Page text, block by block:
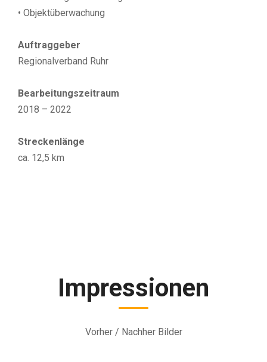
• Objektüberwachung
Auftraggeber
Regionalverband Ruhr
Bearbeitungszeitraum
2018 – 2022
Streckenlänge
ca. 12,5 km
Impressionen
Vorher / Nachher Bilder